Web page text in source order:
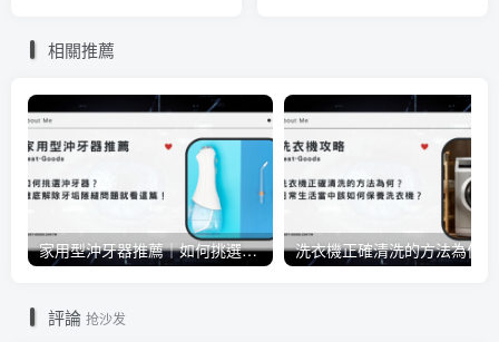
相關推薦
家用型沖牙器推薦｜如何挑選沖牙器？徹底解除牙垢隙縫問題就看這篇！
評論 抢沙发